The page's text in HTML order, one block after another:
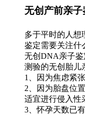
无创产前亲
多于平时的人想
鉴定需要关注什
无创DNA亲子
测验的无创胎儿
1、因为焦虑紧
2、因为胎盘位
适宜进行侵入性
3、怀孕天数已